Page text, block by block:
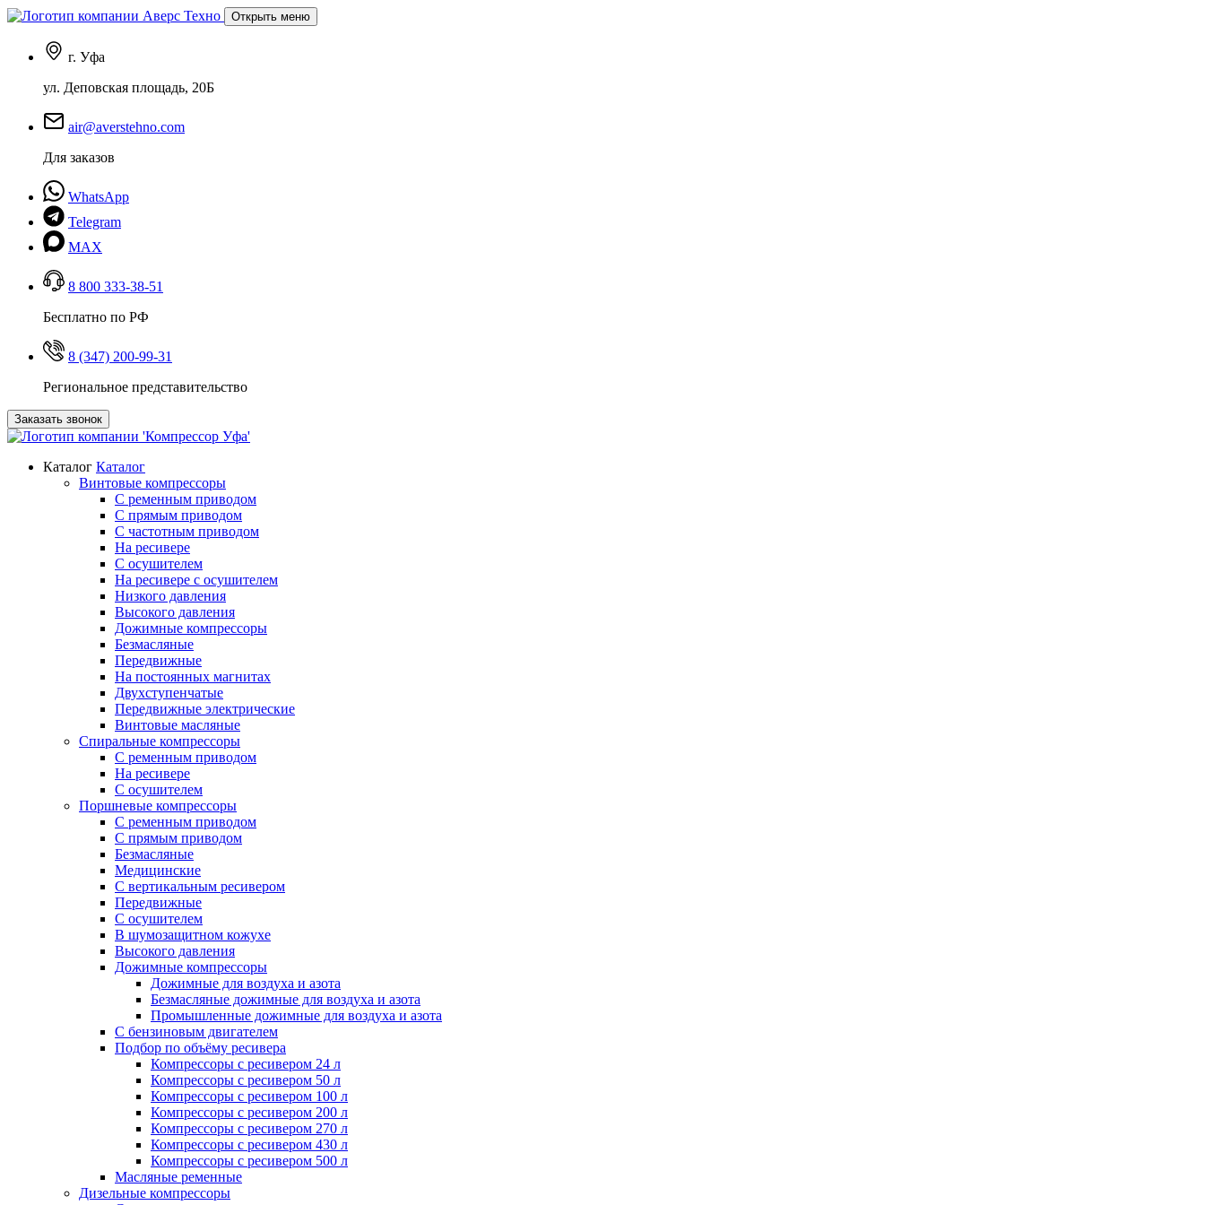
Открыть меню
г. Уфа
ул. Деповская площадь, 20Б
air@averstehno.com
Для заказов
WhatsApp
Telegram
MAX
8 800 333-38-51
Бесплатно по РФ
8 (347) 200-99-31
Региональное представительство
Заказать звонок
Каталог Каталог
Винтовые компрессоры
С ременным приводом
С прямым приводом
С частотным приводом
На ресивере
С осушителем
На ресивере с осушителем
Низкого давления
Высокого давления
Дожимные компрессоры
Безмасляные
Передвижные
На постоянных магнитах
Двухступенчатые
Передвижные электрические
Винтовые масляные
Спиральные компрессоры
С ременным приводом
На ресивере
С осушителем
Поршневые компрессоры
С ременным приводом
С прямым приводом
Безмасляные
Медицинские
С вертикальным ресивером
Передвижные
С осушителем
В шумозащитном кожухе
Высокого давления
Дожимные компрессоры
Дожимные для воздуха и азота
Безмасляные дожимные для воздуха и азота
Промышленные дожимные для воздуха и азота
С бензиновым двигателем
Подбор по объёму ресивера
Компрессоры с ресивером 24 л
Компрессоры с ресивером 50 л
Компрессоры с ресивером 100 л
Компрессоры с ресивером 200 л
Компрессоры с ресивером 270 л
Компрессоры с ресивером 430 л
Компрессоры с ресивером 500 л
Масляные ременные
Дизельные компрессоры